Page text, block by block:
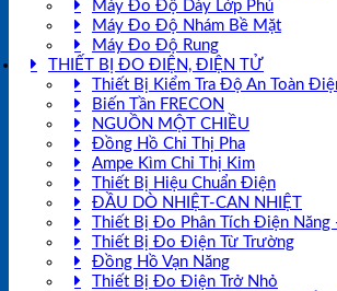
Máy Đo Độ Dày Lớp Phủ
Máy Đo Độ Nhám Bề Mặt
Máy Đo Độ Rung
THIẾT BỊ ĐO ĐIỆN, ĐIỆN TỬ
Thiết Bị Kiểm Tra Độ An Toàn
Biến Tần FRECON
NGUỒN MỘT CHIỀU
Đồng Hồ Chỉ Thị Pha
Ampe Kìm Chỉ Thị Kim
Thiết Bị Hiệu Chuẩn Điện
ĐẦU DÒ NHIỆT-CAN NHIỆT
Thiết Bị Đo Phân Tích Điện
Thiết Bị Đo Điện Từ Trường
Đồng Hồ Vạn Năng
Thiết Bị Đo Điện Trở Nhỏ